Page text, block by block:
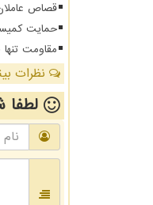
قصاص
حمایت
مقاومت
نظرات